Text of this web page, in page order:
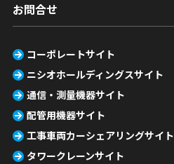
お問合せ
コーポレートサイト
ニシオホールディングスサイト
通信・測量機器サイト
配管用機器サイト
工事車両カーシェアリングサイト
タワークレーンサイト